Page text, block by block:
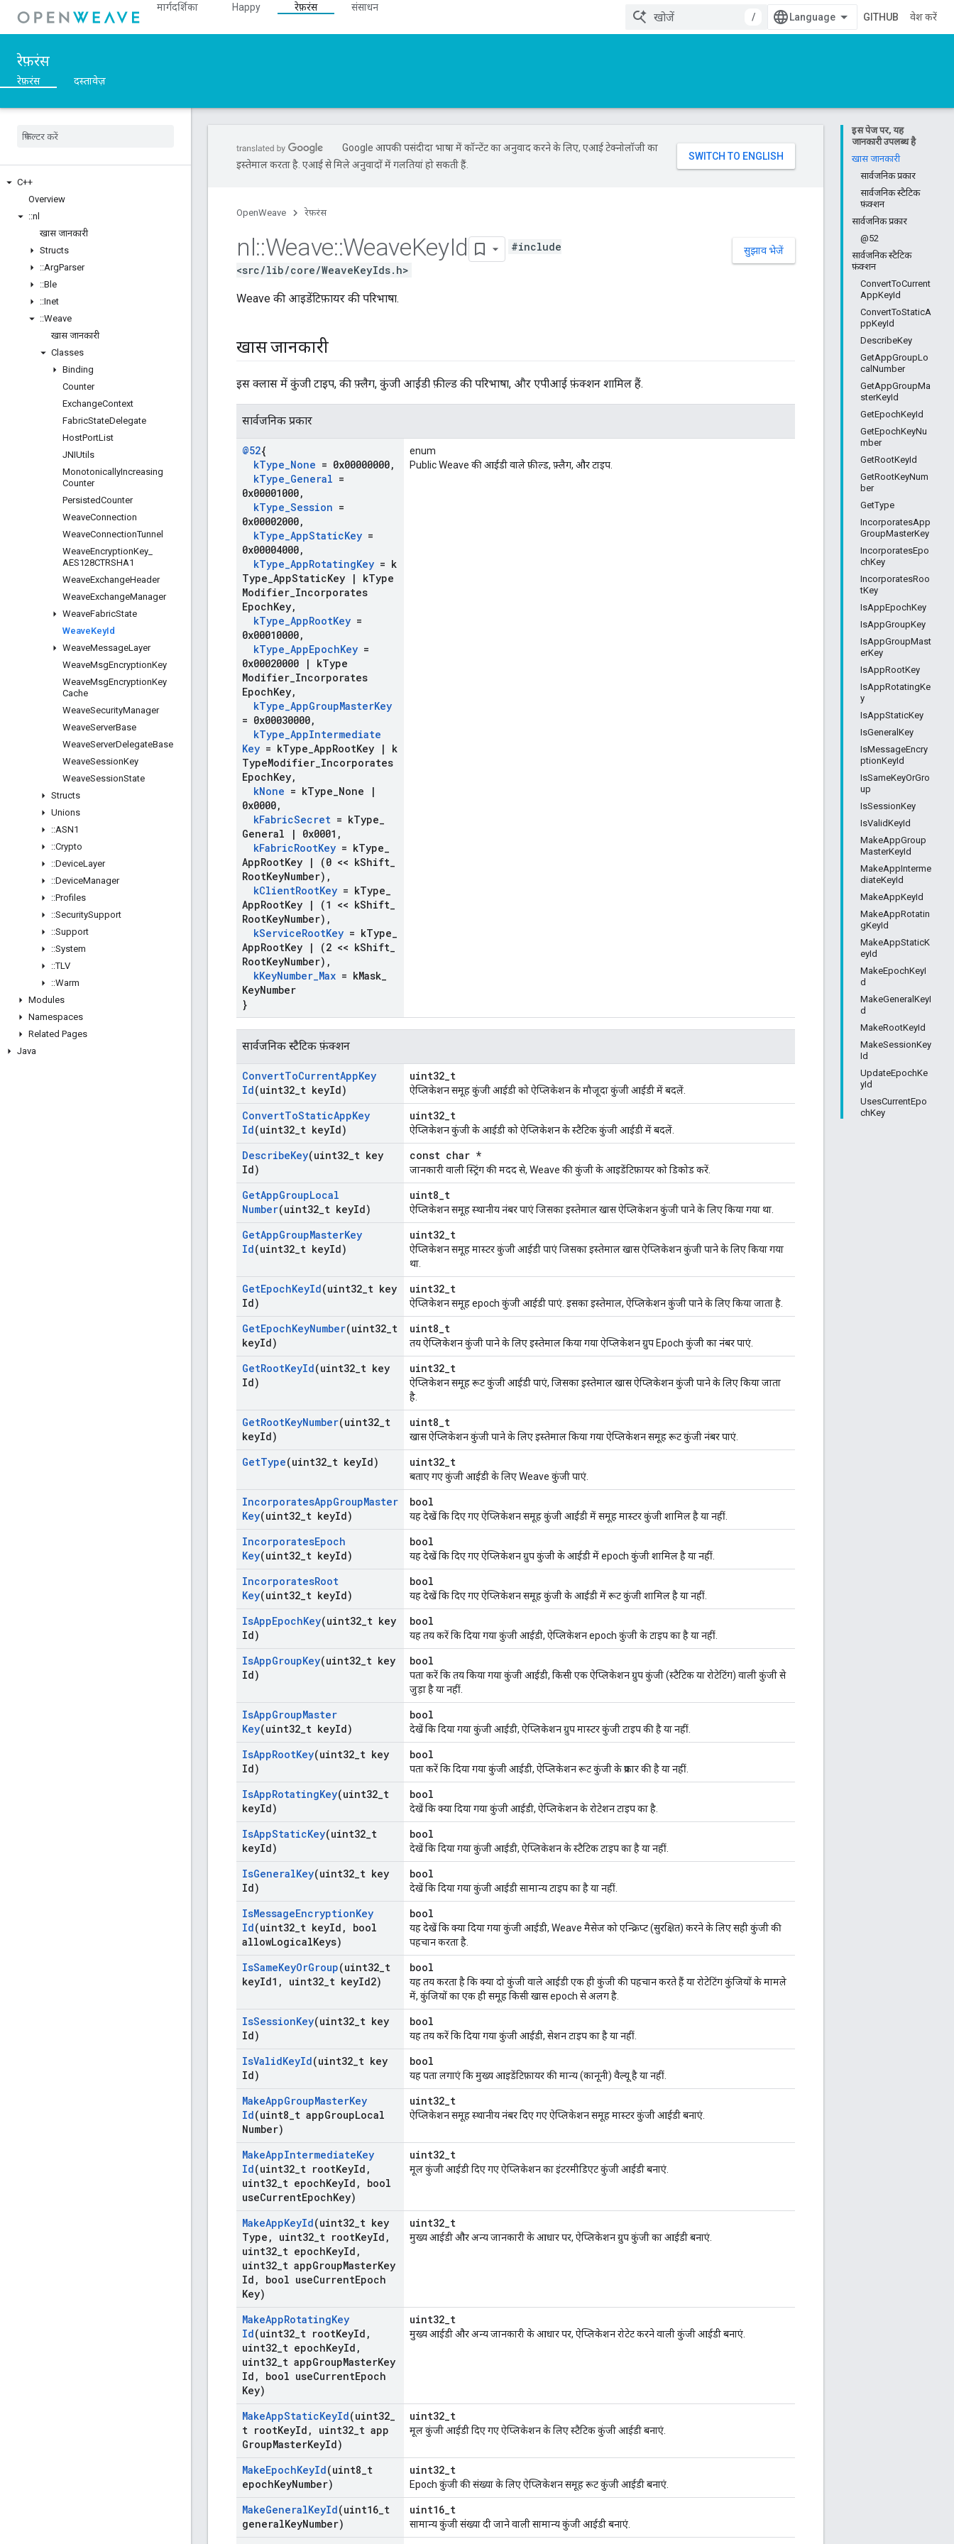
मार्गदर्शिका Happy रेफ़रंस
संसाधन
/
GITHUB प्रवेश करें
रेफ़रंस
रेफ़रंस दस्तावेज़
C++
Overview
::nl
खास जानकारी
Structs
::ArgParser
::Ble
::Inet
::Weave
खास जानकारी
Classes
Binding
Counter
ExchangeContext
FabricStateDelegate
HostPortList
JNIUtils
MonotonicallyIncreasing
Counter
PersistedCounter
WeaveConnection
WeaveConnectionTunnel
WeaveEncryptionKey
AES128CTRSHA1
WeaveExchangeHeader
WeaveExchangeManager
WeaveFabricState
WeaveKeyId
WeaveMessageLayer
WeaveMsgEncryptionKey
WeaveMsgEncryptionKey
Cache
WeaveSecurityManager
WeaveServerBase
WeaveServerDelegateBase
WeaveSessionKey
WeaveSessionState
Structs
Unions
::ASN1
::Crypto
::DeviceLayer
::DeviceManager
::Profiles
::SecuritySupport
::Support
::System
::TLV
::Warm
Modules
Namespaces
Related Pages
Java
इस पेज पर, यह
जानकारी उपलब्ध है
खास जानकारी
सार्वजनिक प्रकार
सार्वजनिक स्टैटिक
फ़ंक्शन
सार्वजनिक प्रकार
@52
सार्वजनिक स्टैटिक
फ़ंक्शन
ConvertToCurrent
AppKeyId
ConvertToStaticA
ppKeyId
DescribeKey
GetAppGroupLo
calNumber
GetAppGroupMa
sterKeyId
GetEpochKeyId
GetEpochKeyNu
mber
GetRootKeyId
GetRootKeyNum
ber
GetType
IncorporatesApp
GroupMasterKey
IncorporatesEpo
chKey
IncorporatesRoo
tKey
IsAppEpochKey
IsAppGroupKey
IsAppGroupMast
erKey
IsAppRootKey
IsAppRotatingKe
y
IsAppStaticKey
IsGeneralKey
IsMessageEncry
ptionKeyId
IsSameKeyOrGro
up
IsSessionKey
IsValidKeyId
MakeAppGroup
MasterKeyId
MakeAppInterme
diateKeyId
MakeAppKeyId
MakeAppRotatin
gKeyId
MakeAppStaticK
eyId
MakeEpochKeyI
d
MakeGeneralKeyI
d
MakeRootKeyId
MakeSessionKey
Id
UpdateEpochKe
yId
UsesCurrentEpo
chKey
Google आपकी पसंदीदा भाषा में कॉन्टेंट का अनुवाद करने के लिए, एआई टेक्नोलॉजी का
इस्तेमाल करता है. एआई से मिले अनुवादों में गलतियां हो सकती हैं.
OpenWeave रेफ़रंस
सुझाव भेजें
nl::Weave::WeaveKeyId
#include
<src/lib/core/WeaveKeyIds.h>
Weave की आइडेंटिफ़ायर की परिभाषा.
खास जानकारी
इस क्लास में कुंजी टाइप, की फ़्लैग, कुंजी आईडी फ़ील्ड की परिभाषा, और एपीआई फ़ंक्शन शामिल हैं.
सार्वजनिक प्रकार
@52{
kType_None = 0x00000000,
kType_General =
0x00001000,
kType_Session =
0x00002000,
kType_AppStaticKey =
0x00004000,
kType_AppRotatingKey = k
Type AppStaticKey | kType
Modifier Incorporates
EpochKey,
kType_AppRootKey =
0x00010000,
kType_AppEpochKey =
0x00020000
| kType
Modifier Incorporates
EpochKey,
kType_AppGroupMasterKey
= 0x00030000,
kType_AppIntermediate
Key = kType AppRootKey |
k
TypeModifier Incorporates
EpochKey,
kNone = kType None
|
0x0000,
kFabricSecret = kType
General
| 0x0001 ,
kFabricRootKey = kType
AppRootKey | (0 << kShift
RootKeyNumber) ,
kClientRootKey = kType
AppRootKey | (1 << kShift
RootKeyNumber) ,
kServiceRootKey = kType
AppRootKey | (2 << kShift
RootKeyNumber) ,
kKeyNumber_Max = kMask
KeyNumber
}
enum
Public Weave की आईडी वाले फ़ील्ड, फ़्लैग, और टाइप.
सार्वजनिक स्टैटिक फ़ंक्शन
ConvertToCurrentAppKey
Id(uint32 t keyId)
uint32_t
ऐप्लिकेशन समूह कुंजी आईडी को ऐप्लिकेशन के मौजूदा कुंजी आईडी में बदलें.
ConvertToStaticAppKey
Id(uint32 t keyId)
uint32_t
ऐप्लिकेशन कुंजी के आईडी को ऐप्लिकेशन के स्टैटिक कुंजी आईडी में बदलें.
DescribeKey(uint32 t key
Id)
const char *
जानकारी वाली स्ट्रिंग की मदद से, Weave की कुंजी के आइडेंटिफ़ायर को डिकोड करें.
GetAppGroupLocal
Number(uint32 t keyId)
uint8_t
ऐप्लिकेशन समूह स्थानीय नंबर पाएं जिसका इस्तेमाल खास ऐप्लिकेशन कुंजी पाने के लिए किया गया था.
GetAppGroupMasterKey
Id(uint32 t keyId)
uint32_t
ऐप्लिकेशन समूह मास्टर कुंजी आईडी पाएं जिसका इस्तेमाल खास ऐप्लिकेशन कुंजी पाने के लिए किया गया
था.
GetEpochKeyId(uint32 t key
Id)
uint32_t
ऐप्लिकेशन समूह epoch कुंजी आईडी पाएं. इसका इस्तेमाल, ऐप्लिकेशन कुंजी पाने के लिए किया जाता है.
GetEpochKeyNumber(uint32 t
keyId)
uint8_t
तय ऐप्लिकेशन कुंजी पाने के लिए इस्तेमाल किया गया ऐप्लिकेशन ग्रुप Epoch कुंजी का नंबर पाएं.
GetRootKeyId(uint32 t key
Id)
uint32_t
ऐप्लिकेशन समूह रूट कुंजी आईडी पाएं, जिसका इस्तेमाल खास ऐप्लिकेशन कुंजी पाने के लिए किया जाता
है.
GetRootKeyNumber(uint32 t
keyId)
uint8_t
खास ऐप्लिकेशन कुंजी पाने के लिए इस्तेमाल किया गया ऐप्लिकेशन समूह रूट कुंजी नंबर पाएं.
GetType(uint32 t keyId) uint32_t
बताए गए कुंजी आईडी के लिए Weave कुंजी पाएं.
IncorporatesAppGroupMaster
Key(uint32 t keyId)
bool
यह देखें कि दिए गए ऐप्लिकेशन समूह कुंजी आईडी में समूह मास्टर कुंजी शामिल है या नहीं.
IncorporatesEpoch
Key(uint32 t keyId)
bool
यह देखें कि दिए गए ऐप्लिकेशन ग्रुप कुंजी के आईडी में epoch कुंजी शामिल है या नहीं.
IncorporatesRoot
Key(uint32 t keyId)
bool
यह देखें कि दिए गए ऐप्लिकेशन समूह कुंजी के आईडी में रूट कुंजी शामिल है या नहीं.
IsAppEpochKey(uint32 t key
Id)
bool
यह तय करें कि दिया गया कुंजी आईडी, ऐप्लिकेशन epoch कुंजी के टाइप का है या नहीं.
IsAppGroupKey(uint32 t key
Id)
bool
पता करें कि तय किया गया कुंजी आईडी, किसी एक ऐप्लिकेशन ग्रुप कुंजी (स्टैटिक या रोटेटिंग) वाली कुंजी से
जुड़ा है या नहीं.
IsAppGroupMaster
Key(uint32 t keyId)
bool
देखें कि दिया गया कुंजी आईडी, ऐप्लिकेशन ग्रुप मास्टर कुंजी टाइप की है या नहीं.
IsAppRootKey(uint32 t key
Id)
bool
पता करें कि दिया गया कुंजी आईडी, ऐप्लिकेशन रूट कुंजी के प्रकार की है या नहीं.
IsAppRotatingKey(uint32 t
keyId)
bool
देखें कि क्या दिया गया कुंजी आईडी, ऐप्लिकेशन के रोटेशन टाइप का है.
IsAppStaticKey(uint32 t
keyId)
bool
देखें कि दिया गया कुंजी आईडी, ऐप्लिकेशन के स्टैटिक टाइप का है या नहीं.
IsGeneralKey(uint32 t key
Id)
bool
देखें कि दिया गया कुंजी आईडी सामान्य टाइप का है या नहीं.
IsMessageEncryptionKey
Id(uint32 t keyId ,
bool
allowLogicalKeys)
bool
यह देखें कि क्या दिया गया कुंजी आईडी, Weave मैसेज को एन्क्रिप्ट (सुरक्षित) करने के लिए सही कुंजी की
पहचान करता है.
IsSameKeyOrGroup(uint32 t
keyId1 , uint32 t keyId2)
bool
यह तय करता है कि क्या दो कुंजी वाले आईडी एक ही कुंजी की पहचान करते हैं या रोटेटिंग कुंजियों के मामले
में, कुंजियों का एक ही समूह किसी खास epoch से अलग है.
IsSessionKey(uint32 t key
Id)
bool
यह तय करें कि दिया गया कुंजी आईडी, सेशन टाइप का है या नहीं.
IsValidKeyId(uint32 t key
Id)
bool
यह पता लगाएं कि मुख्य आइडेंटिफ़ायर की मान्य (कानूनी) वैल्यू है या नहीं.
MakeAppGroupMasterKey
Id(uint8 t appGroupLocal
Number)
uint32_t
ऐप्लिकेशन समूह स्थानीय नंबर दिए गए ऐप्लिकेशन समूह मास्टर कुंजी आईडी बनाएं.
MakeAppIntermediateKey
Id(uint32 t rootKeyId ,
uint32 t epochKeyId ,
bool
useCurrentEpochKey)
uint32_t
मूल कुंजी आईडी दिए गए ऐप्लिकेशन का इंटरमीडिएट कुंजी आईडी बनाएं.
MakeAppKeyId(uint32 t key
Type , uint32 t rootKeyId ,
uint32 t epochKeyId ,
uint32 t appGroupMasterKey
Id , bool useCurrentEpoch
Key)
uint32_t
मुख्य आईडी और अन्य जानकारी के आधार पर, ऐप्लिकेशन ग्रुप कुंजी का आईडी बनाएं.
MakeAppRotatingKey
Id(uint32 t rootKeyId ,
uint32 t epochKeyId ,
uint32 t appGroupMasterKey
Id , bool useCurrentEpoch
Key)
uint32_t
मुख्य आईडी और अन्य जानकारी के आधार पर, ऐप्लिकेशन रोटेट करने वाली कुंजी आईडी बनाएं.
MakeAppStaticKeyId(uint32
t rootKeyId , uint32 t app
GroupMasterKeyId)
uint32_t
मूल कुंजी आईडी दिए गए ऐप्लिकेशन के लिए स्टैटिक कुंजी आईडी बनाएं.
MakeEpochKeyId(uint8 t
epochKeyNumber)
uint32_t
Epoch कुंजी की संख्या के लिए ऐप्लिकेशन समूह रूट कुंजी आईडी बनाएं.
MakeGeneralKeyId(uint16 t
generalKeyNumber)
uint16_t
सामान्य कुंजी संख्या दी जाने वाली सामान्य कुंजी आईडी बनाएं.